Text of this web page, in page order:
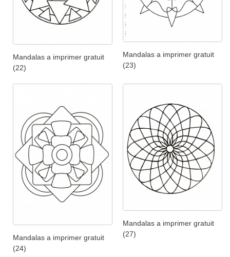
Mandalas a imprimer gratuit
(22)
Mandalas a imprimer gratuit
(23)
Mandalas a imprimer gratuit
(24)
Mandalas a imprimer gratuit
(27)